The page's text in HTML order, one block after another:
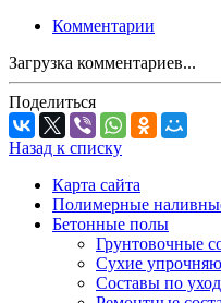
Комментарии
Загрузка комментариев...
Поделиться
Назад к списку
Карта сайта
Полимерные
Бетонные полы
Грунтовочные
Сухие
Составы по